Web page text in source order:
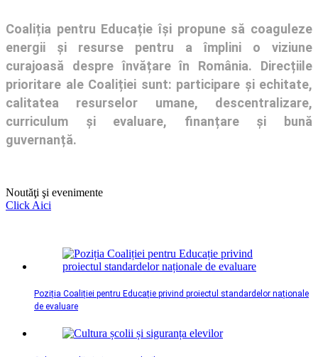
Coaliția pentru Educație își propune să coaguleze
energii și resurse pentru a împlini o viziune
curajoasă despre învățare în România. Direcțiile
prioritare ale Coaliției sunt: participare și echitate,
calitatea resurselor umane, descentralizare,
curriculum și evaluare, finanțare și bună
guvernanță.
Noutăţi şi evenimente
Click Aici
Poziția Coaliției pentru Educație privind proiectul standardelor naționale
de evaluare